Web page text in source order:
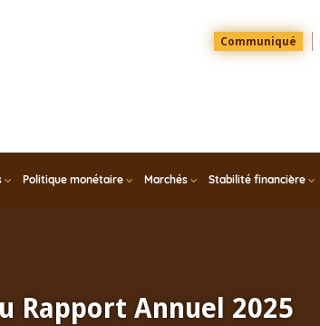
Menu
Top
Communiqué
Politique monétaire Marchés Stabilité financière
Rapport Annuel 2025